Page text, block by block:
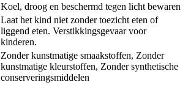
Koel, droog en beschermd tegen licht bewaren
Laat het kind niet zonder toezicht eten of
liggend eten. Verstikkingsgevaar voor
kinderen.
Zonder kunstmatige smaakstoffen, Zonder
kunstmatige kleurstoffen, Zonder synthetische
conserveringsmiddelen